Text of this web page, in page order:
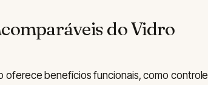
do Vidro
benefícios funcionais, como controle